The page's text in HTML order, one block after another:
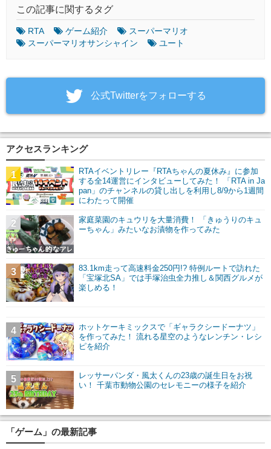
この記事に関するタグ
RTA ゲーム紹介
スーパーマリオ
スーパーマリオサンシャイン
ユート
‎公式Twitterをフォローする
アクセスランキング
RTAイベントリレー『RTAちゃんの夏休み』に参加
する全14運営にインタビューしてみた！ 「RTA in Ja
pan」のチャンネルの貸し出しを利用し8/9から1週間
にわたって開催
1
家庭菜園のキュウリを大量消費！ 「きゅうりのキュ
ーちゃん」みたいなお漬物を作ってみた
2
83.1km走って高速料金250円!? 特例ルートで訪れた
「宝塚北SA」では手塚治虫全力推し＆関西グルメが
楽しめる！
3
ホットケーキミックスで「ギャラクシードーナツ」
を作ってみた！ 流れる星空のようなレンチン・レシ
ピを紹介
4
レッサーパンダ・風太くんの23歳の誕生日をお祝
い！ 千葉市動物公園のセレモニーの様子を紹介
5
「ゲーム」の最新記事